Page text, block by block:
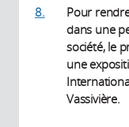
8.
Pour
dans une
société, le
une
Vassivière.